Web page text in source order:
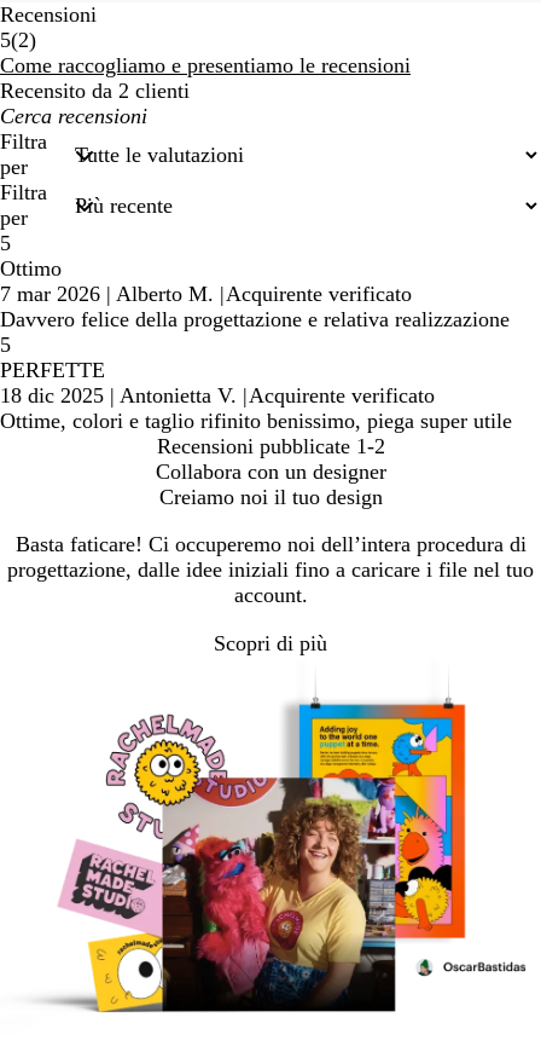
Recensioni
5(22
recensioni
)
Come raccogliamo e presentiamo le recensioni
Recensito da 2 clienti
I
miei
termini
di
ricerca
Filtra
per
Filtra
per
5
Ottimo
7 mar 2026 | Alberto M. |Acquirente verificato
Davvero felice della progettazione e relativa realizzazione
5
PERFETTE
18 dic 2025 | Antonietta V. |Acquirente verificato
Ottime, colori e taglio rifinito benissimo, piega super utile
Recensioni pubblicate 1-2
Collabora con un designer
Creiamo noi il tuo design
Basta faticare! Ci occuperemo noi dell’intera procedura di
progettazione, dalle idee iniziali fino a caricare i file nel tuo
account.
Scopri di più